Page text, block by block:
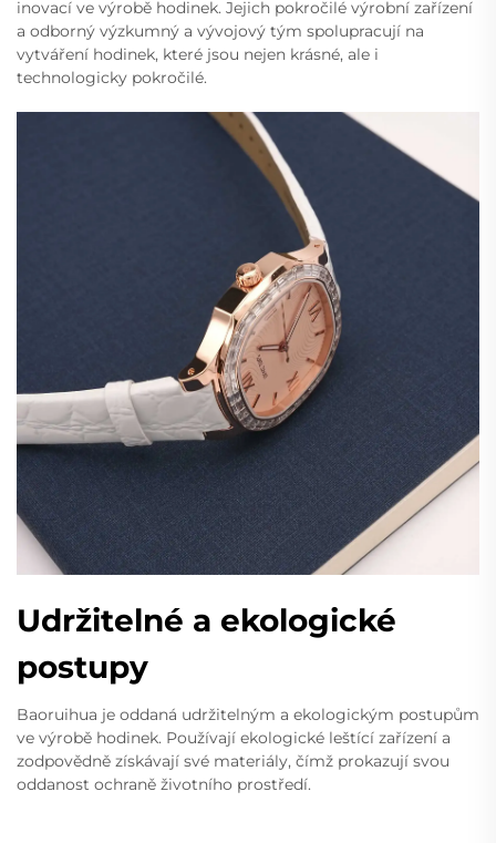
inovací ve výrobě hodinek. Jejich pokročilé výrobní zařízení
a odborný výzkumný a vývojový tým spolupracují na
vytváření hodinek, které jsou nejen krásné, ale i
technologicky pokročilé.
Udržitelné a ekologické
postupy
Baoruihua je oddaná udržitelným a ekologickým postupům
ve výrobě hodinek. Používají ekologické leštící zařízení a
zodpovědně získávají své materiály, čímž prokazují svou
oddanost ochraně životního prostředí.